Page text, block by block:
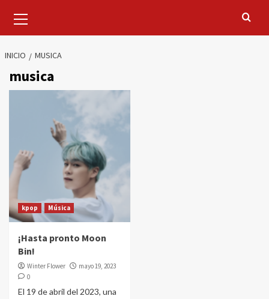
primario
INICIO MUSICA
musica
kpop Música
¡Hasta pronto Moon
Bin!
Winter Flower
mayo 19, 2023
0
El 19 de abril del 2023, una